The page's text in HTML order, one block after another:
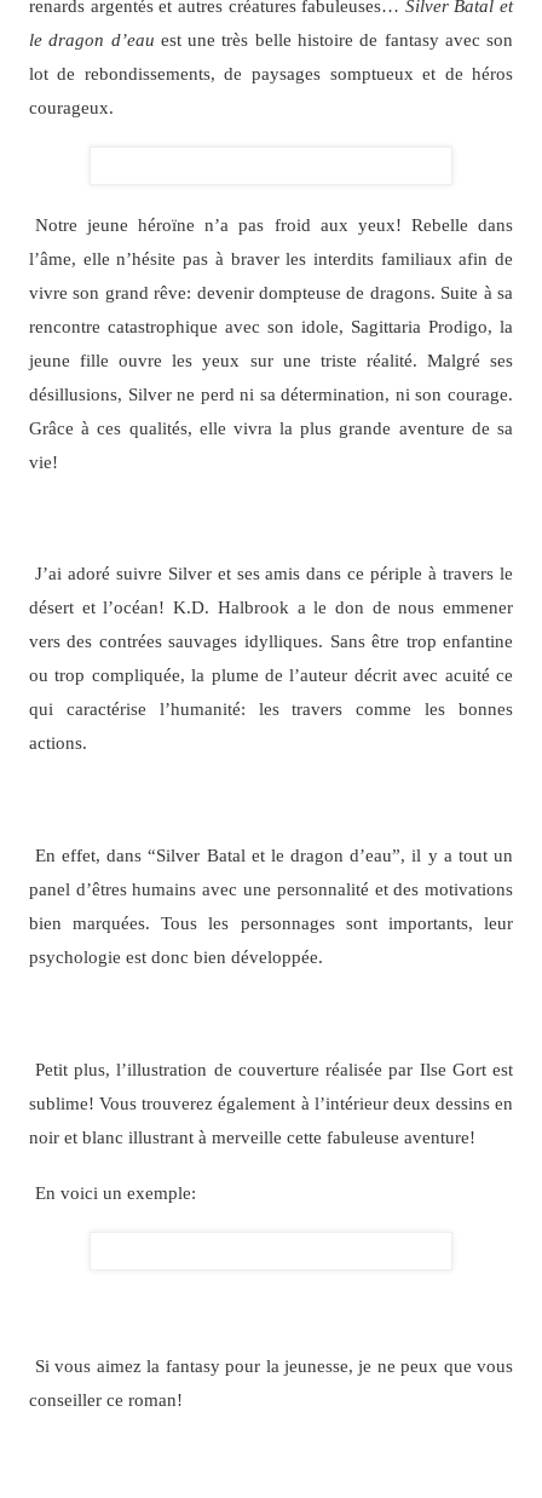
renards argentés et autres créatures fabuleuses… Silver Batal et
le dragon d’eau est une très belle histoire de fantasy avec son
lot de rebondissements, de paysages somptueux et de héros
courageux.
Notre jeune héroïne n’a pas froid aux yeux! Rebelle dans
l’âme, elle n’hésite pas à braver les interdits familiaux afin de
vivre son grand rêve: devenir dompteuse de dragons. Suite à sa
rencontre catastrophique avec son idole, Sagittaria Prodigo, la
jeune fille ouvre les yeux sur une triste réalité. Malgré ses
désillusions, Silver ne perd ni sa détermination, ni son courage.
Grâce à ces qualités, elle vivra la plus grande aventure de sa
vie!
J’ai adoré suivre Silver et ses amis dans ce périple à travers le
désert et l’océan! K.D. Halbrook a le don de nous emmener
vers des contrées sauvages idylliques. Sans être trop enfantine
ou trop compliquée, la plume de l’auteur décrit avec acuité ce
qui caractérise l’humanité: les travers comme les bonnes
actions.
En effet, dans “Silver Batal et le dragon d’eau”, il y a tout un
panel d’êtres humains avec une personnalité et des motivations
bien marquées. Tous les personnages sont importants, leur
psychologie est donc bien développée.
Petit plus, l’illustration de couverture réalisée par Ilse Gort est
sublime! Vous trouverez également à l’intérieur deux dessins en
noir et blanc illustrant à merveille cette fabuleuse aventure!
En voici un exemple:
Si vous aimez la fantasy pour la jeunesse, je ne peux que vous
conseiller ce roman!